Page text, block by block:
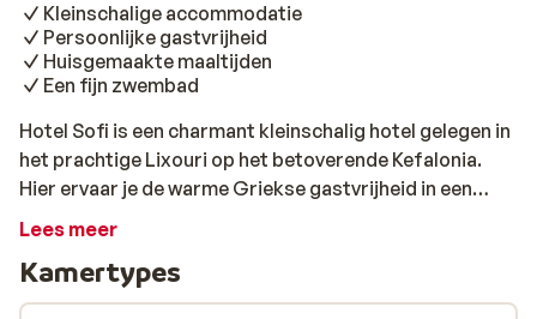
Kleinschalige accommodatie
Persoonlijke gastvrijheid
Huisgemaakte maaltijden
Een fijn zwembad
Hotel Sofi is een charmant kleinschalig hotel gelegen in
het prachtige Lixouri op het betoverende Kefalonia.
Hier ervaar je de warme Griekse gastvrijheid in een
gezellige en ontspannen sfeer. Geniet van de serene
aandacht van het team. Met een mooi zwembad,
perfect om te ontspannen na een dag vol
Lees meer
Kamertypes